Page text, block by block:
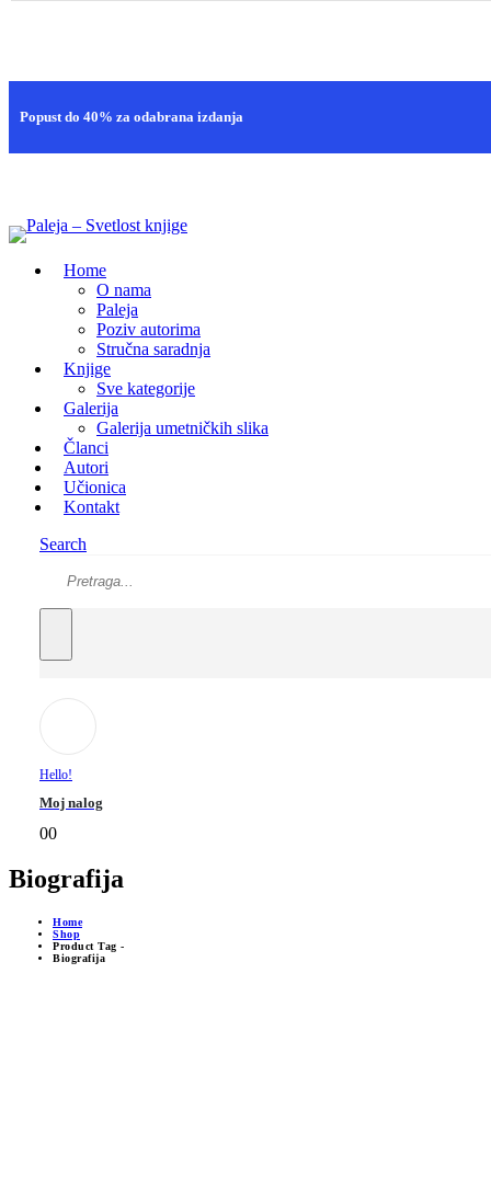
Popust do 40% za odabrana izdanja
Home
O nama
Paleja
Poziv autorima
Stručna saradnja
Knjige
Sve kategorije
Galerija
Galerija umetničkih slika
Članci
Autori
Učionica
Kontakt
Search
Hello!
Moj nalog
00
Biografija
Home
Shop
Product Tag -
Biografija